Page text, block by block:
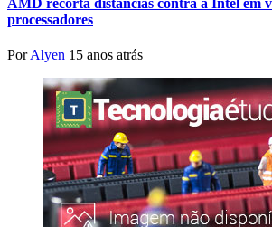
AMD recorta distâncias contra a Intel em
processadores
PorAlyen 15 anos atrás